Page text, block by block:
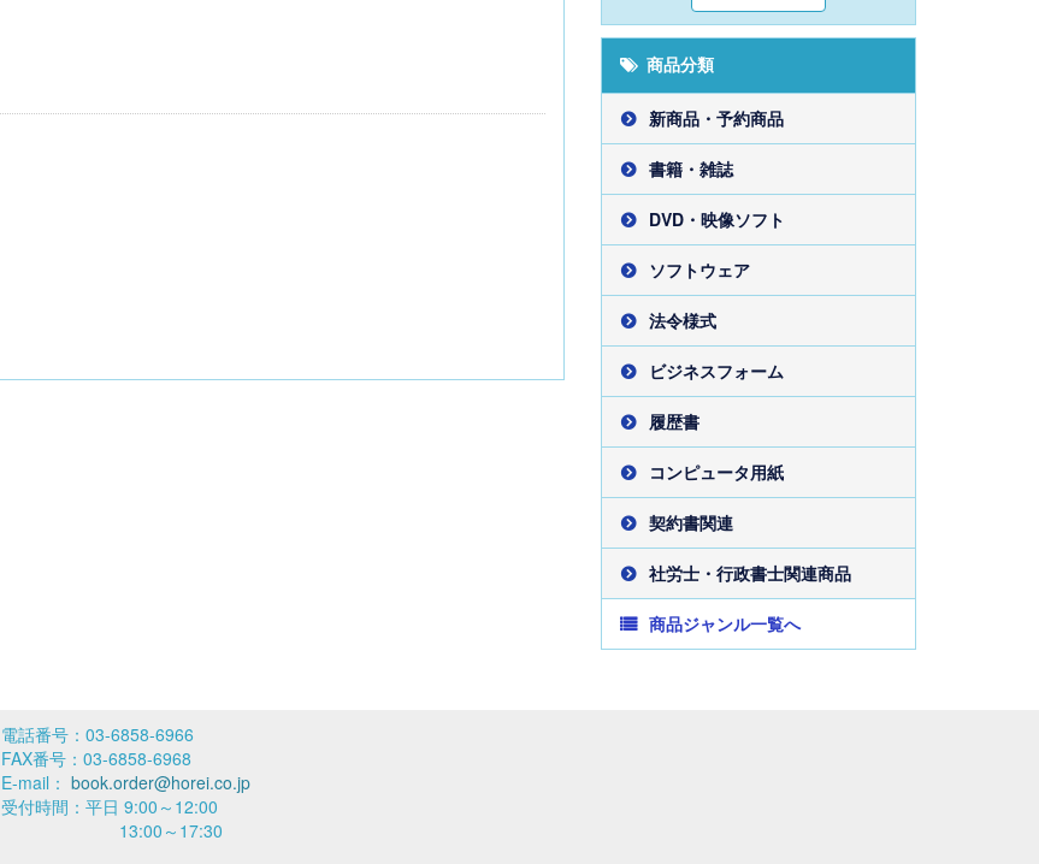
商品分類
新商品・予約商品
書籍・雑誌
DVD・映像ソフト
ソフトウェア
法令様式
ビジネスフォーム
履歴書
コンピュータ用紙
契約書関連
社労士・行政書士関連商品
商品ジャンル一覧へ
電話番号：03-6858-6966
FAX番号：03-6858-6968
E-mail： book.order@horei.co.jp
受付時間：平日 9:00～12:00
13:00～17:30